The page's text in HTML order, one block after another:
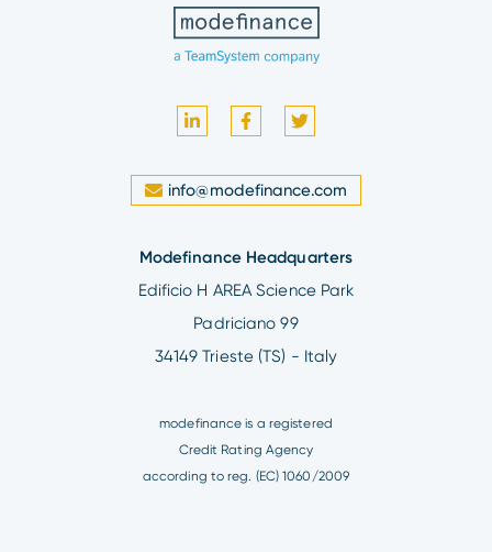
info@modefinance.com
Modefinance Headquarters
Edificio H AREA Science Park
Padriciano 99
34149 Trieste (TS) - Italy
modefinance is a registered
Credit Rating Agency
according to reg. (EC) 1060/2009